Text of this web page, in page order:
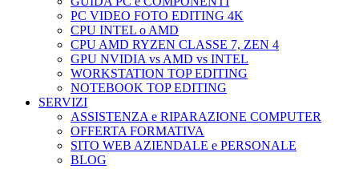
PC VIDEO FOTO EDITING 4K
CPU INTEL o AMD
CPU AMD RYZEN CLASSE 7, ZEN 4
GPU NVIDIA vs AMD vs INTEL
WORKSTATION TOP EDITING
NOTEBOOK TOP EDITING
SERVIZI
ASSISTENZA e RIPARAZIONE COMPUTER
OFFERTA FORMATIVA
SITO WEB AZIENDALE e PERSONALE
BLOG